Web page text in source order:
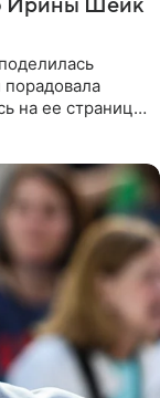
Ирины Шейк
на ее странице